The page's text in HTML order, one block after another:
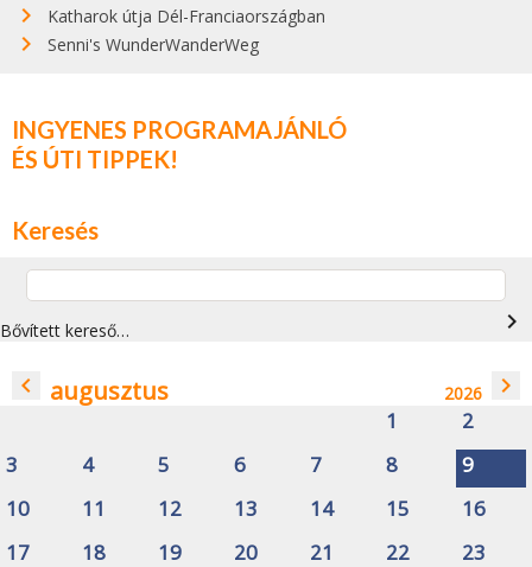
Katharok útja Dél-Franciaországban
Senni's WunderWanderWeg
INGYENES PROGRAMAJÁNLÓ
ÉS ÚTI TIPPEK!
Keresés
Bővített kereső… navigate_next
navigate_before augusztus 2026 navigate_next
1
2
3
4 5 6 7 8
9
10
11 12 13 14 15
16
17
18 19 20 21 22
23